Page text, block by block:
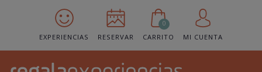
EXPERIENCIAS RESERVAR
0
CARRITO
MI CUENTA